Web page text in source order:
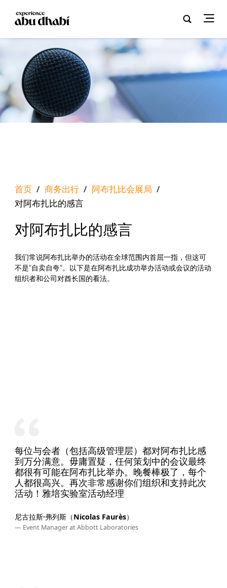
首页 / 商务出行 / 阿布扎比会展局 /
对阿布扎比的感言
对阿布扎比的感言
我们常说阿布扎比举办的活动在全球范围内首屈一指，但这可
不是"自卖自夸"。以下是在阿布扎比成功举办活动或会议的活动
组织者和公司对酋长国的看法。
每位与会者（包括高级管理层）都对阿布扎比感
到万分满意。毋庸置疑，任何策划中的会议最终
都很有可能在阿布扎比举办。晚餐棒极了，每个
人都很高兴。再次非常感谢你们组织和支持此次
活动！雅培实验室活动经理
尼古拉斯·弗列斯（Nicolas Faurès）
— Event Manager at Abbott Laboratories